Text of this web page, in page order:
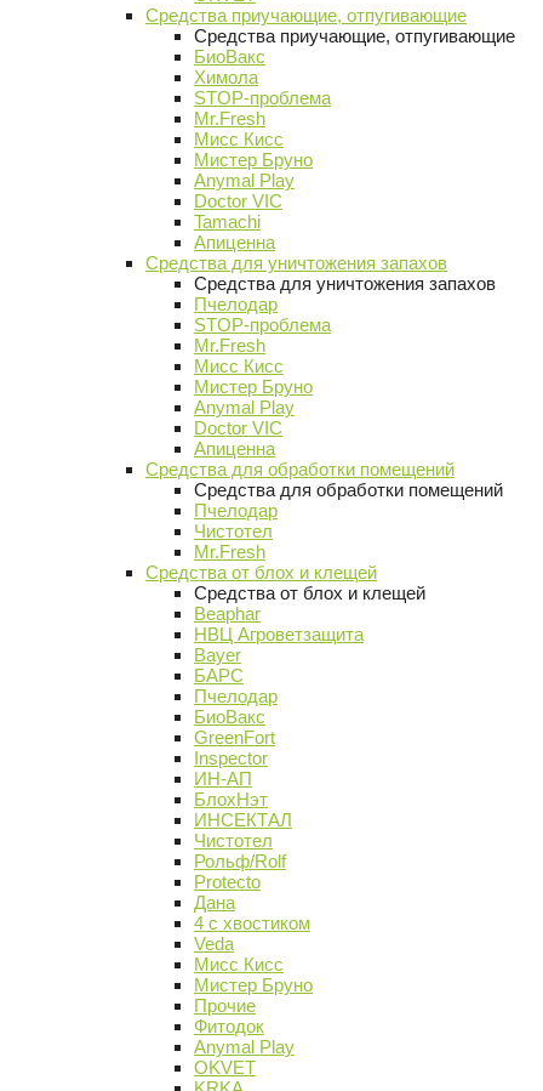
Средства приучающие, отпугивающие
Средства приучающие, отпугивающие
БиоВакс
Химола
STOP-проблема
Mr.Fresh
Мисс Кисс
Мистер Бруно
Anymal Play
Doctor VIC
Tamachi
Апиценна
Средства для уничтожения запахов
Средства для уничтожения запахов
Пчелодар
STOP-проблема
Mr.Fresh
Мисс Кисс
Мистер Бруно
Anymal Play
Doctor VIC
Апиценна
Средства для обработки помещений
Средства для обработки помещений
Пчелодар
Чистотел
Mr.Fresh
Средства от блох и клещей
Средства от блох и клещей
Beaphar
НВЦ Агроветзащита
Bayer
БАРС
Пчелодар
БиоВакс
GreenFort
Inspector
ИН-АП
БлохНэт
ИНСЕКТАЛ
Чистотел
Рольф/Rolf
Protecto
Дана
4 с хвостиком
Veda
Мисс Кисс
Мистер Бруно
Прочие
Фитодок
Anymal Play
OKVET